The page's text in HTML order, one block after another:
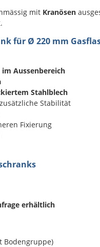
mit Kranösen
für Ø 220 mm
im Aussenbereich
Stahlblech
Stabilität
Fixierung
erhältlich
Bodengruppe)